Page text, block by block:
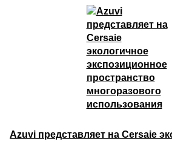
Azuvi представляет на Cersaie